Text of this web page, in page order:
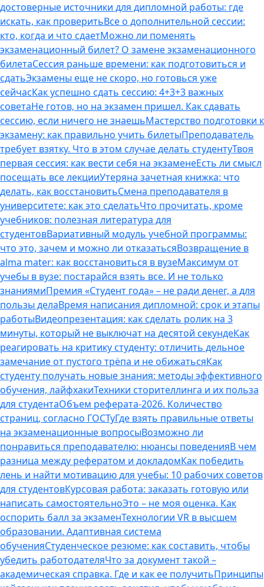
достоверные источники для дипломной работы: где
искать, как проверитьВсе о дополнительной сессии:
кто, когда и что сдаетМожно ли поменять
экзаменационный билет? О замене экзаменационного
билетаСессия раньше времени: как подготовиться и
сдатьЭкзамены еще не скоро, но готовься уже
сейчасКак успешно сдать сессию: 4+3+3 важных
советаНе готов, но на экзамен пришел. Как сдавать
сессию, если ничего не знаешьМастерство подготовки к
экзамену: как правильно учить билетыПреподаватель
требует взятку. Что в этом случае делать студентуТвоя
первая сессия: как вести себя на экзаменеЕсть ли смысл
посещать все лекцииУтеряна зачетная книжка: что
делать, как восстановитьСмена преподавателя в
университете: как это сделатьЧто прочитать, кроме
учебников: полезная литература для
студентовВариативный модуль учебной программы:
что это, зачем и можно ли отказатьсяВозвращение в
alma mater: как восстановиться в вузеМаксимум от
учебы в вузе: постарайся взять все. И не только
знаниямиПремия «Студент года» – не ради денег, а для
пользы делаВремя написания дипломной: срок и этапы
работыВидеопрезентация: как сделать ролик на 3
минуты, который не выключат на десятой секундеКак
реагировать на критику студенту: отличить дельное
замечание от пустого трёпа и не обижатьсяКак
студенту получать новые знания: методы эффективного
обучения, лайфхакиТехники сторителлинга и их польза
для студентаОбъем реферата-2026. Количество
страниц, согласно ГОСТуГде взять правильные ответы
на экзаменационные вопросыВозможно ли
понравиться преподавателю: нюансы поведенияВ чем
разница между рефератом и докладомКак победить
лень и найти мотивацию для учебы: 10 рабочих советов
для студентовКурсовая работа: заказать готовую или
написать самостоятельноЭто – не моя оценка. Как
оспорить балл за экзаменТехнологии VR в высшем
образовании. Адаптивная система
обученияСтуденческое резюме: как составить, чтобы
убедить работодателяЧто за документ такой –
академическая справка. Где и как ее получитьПринципы